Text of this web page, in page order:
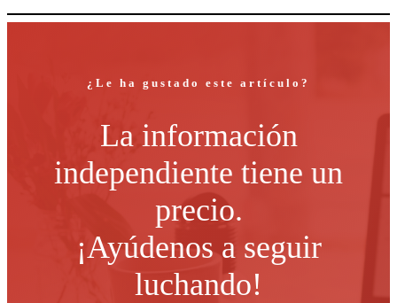
¿Le ha gustado este artículo?
La información
independiente tiene un
precio.
¡Ayúdenos a seguir
luchando!